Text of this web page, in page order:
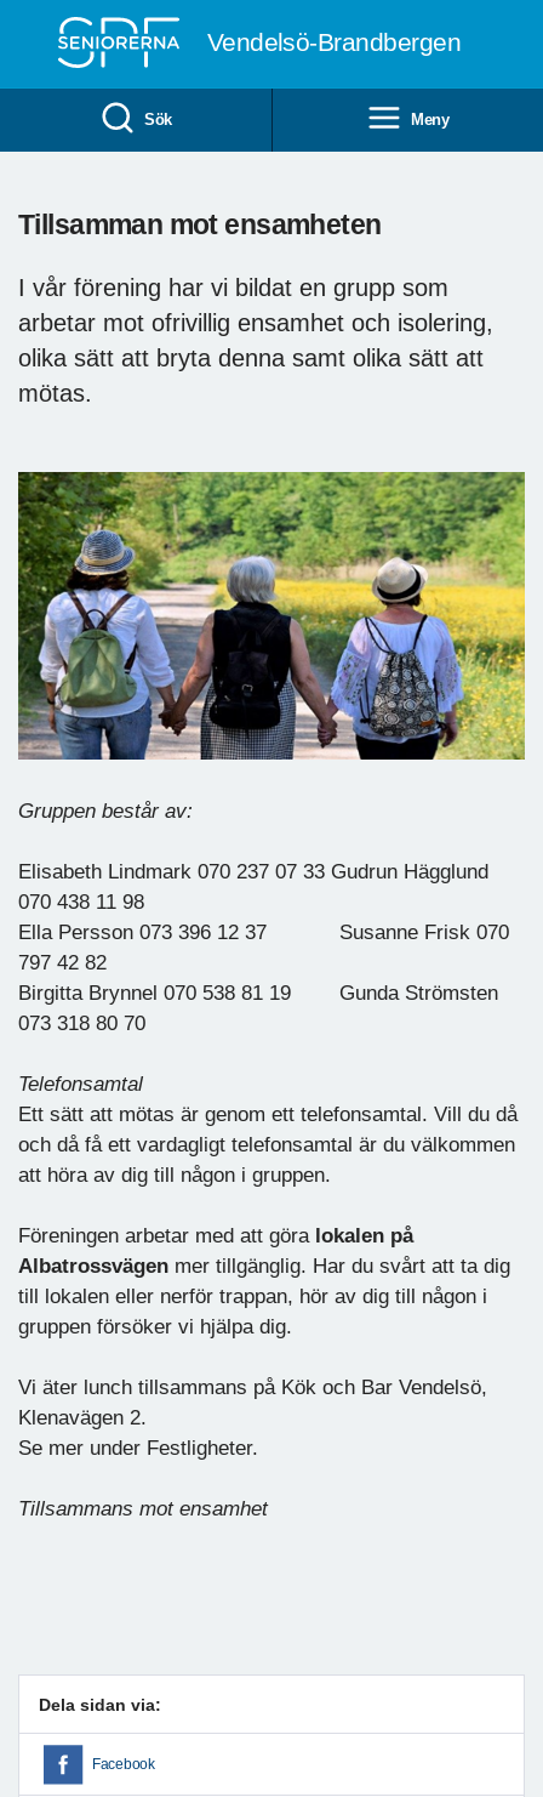
Vendelsö-Brandbergen
Sök Meny
Tillsamman mot ensamheten
I vår förening har vi bildat en grupp som
arbetar mot ofrivillig ensamhet och isolering,
olika sätt att bryta denna samt olika sätt att
mötas.
Gruppen består av:
Elisabeth Lindmark 070 237 07 33 Gudrun Hägglund
070 438 11 98
Ella Persson 073 396 12 37 Susanne Frisk 070
797 42 82
Birgitta Brynnel 070 538 81 19 Gunda Strömsten
073 318 80 70
Telefonsamtal
Ett sätt att mötas är genom ett telefonsamtal. Vill du då
och då få ett vardagligt telefonsamtal är du välkommen
att höra av dig till någon i gruppen.
Föreningen arbetar med att göra lokalen på
Albatrossvägen mer tillgänglig. Har du svårt att ta dig
till lokalen eller nerför trappan, hör av dig till någon i
gruppen försöker vi hjälpa dig.
Vi äter lunch tillsammans på Kök och Bar Vendelsö,
Klenavägen 2.
Se mer under Festligheter.
Tillsammans mot ensamhet
Dela sidan via:
Facebook